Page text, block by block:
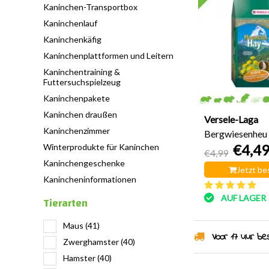
Kaninchen-Transportbox
Kaninchenlauf
Kaninchenkäfig
Kaninchenplattformen und Leitern
Kaninchentraining &
Futtersuchspielzeug
Kaninchenpakete
Kaninchen draußen
Kaninchenzimmer
Winterprodukte für Kaninchen
Kaninchengeschenke
Kanincheninformationen
Tierarten
Maus (41)
Zwerghamster(40)
Hamster(40)
Versele-Laga
500 Gramm
€4,99 €4,49
Jetzt
AUF LAGER
Voor 17 uur